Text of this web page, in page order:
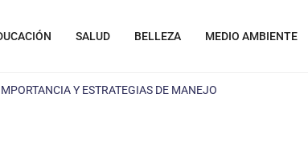
SALUD BELLEZA MEDIO AMBIENTE
Y ESTRATEGIAS DE MANEJO